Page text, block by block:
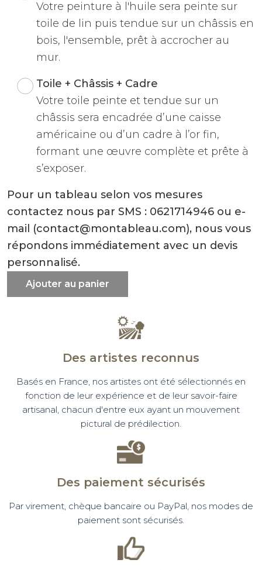
Votre peinture à l'huile sera peinte sur
toile de lin puis tendue sur un châssis en
bois, l'ensemble, prêt à accrocher au
mur.
Toile + Châssis + Cadre
Votre toile peinte et tendue sur un
châssis sera encadrée d’une caisse
américaine ou d’un cadre à l’or fin,
formant une œuvre complète et prête à
s’exposer.
Pour un tableau selon vos mesures
contactez nous par SMS : 0621714946 ou e-
mail (contact@montableau.com), nous vous
répondons immédiatement avec un devis
personnalisé.
Ajouter au panier
Des artistes reconnus
Basés en France, nos artistes ont été sélectionnés en
fonction de leur expérience et de leur savoir-faire
artisanal, chacun d'entre eux ayant un mouvement
pictural de prédilection.
Des paiement sécurisés
Par virement, chèque bancaire ou PayPal, nos modes de
paiement sont sécurisés.